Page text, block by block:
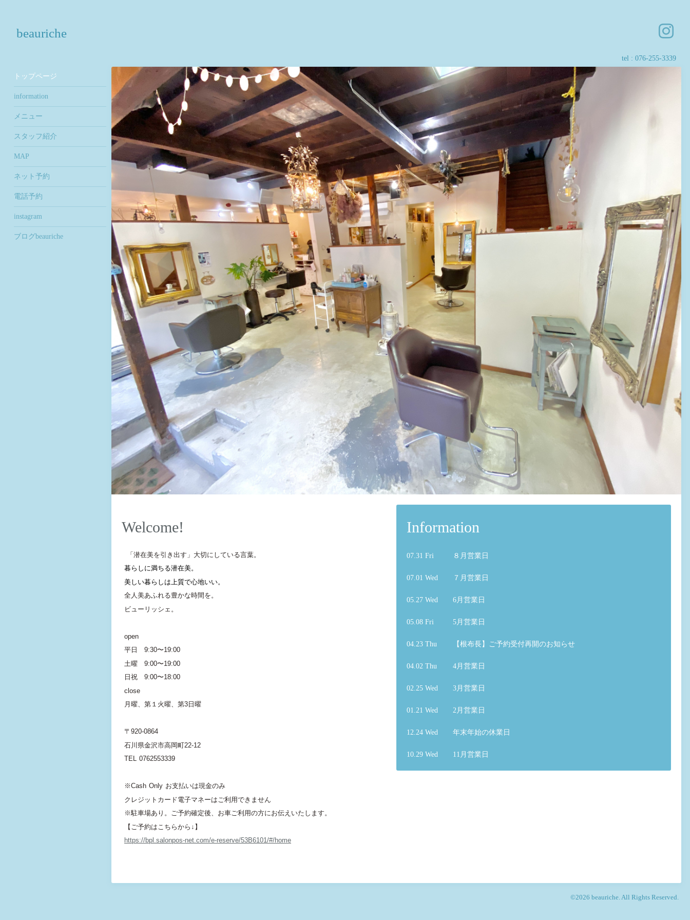
beauriche
tel : 076-255-3339
Welcome!
「潜在美を引き出す」大切にしている言葉。
暮らしに満ちる潜在美。
美しい暮らしは上質で心地いい。
全人美あふれる豊かな時間を。
ビューリッシェ。
open
平日 9:30〜19:00
土曜 9:00〜19:00
日祝 9:00〜18:00
close
月曜、第１火曜、第3日曜
〒920-0864
石川県金沢市高岡町22-12
TEL 0762553339
※Cash Only お支払いは現金のみ
クレジットカード電子マネーはご利用できません
※駐車場あり。ご予約確定後、お車ご利用の方にお伝えいたします。
【ご予約はこちらから↓】
https://bpl.salonpos-net.com/e-reserve/53B6101/#/home
Information
07.31 Fri ８月営業日
07.01 Wed ７月営業日
05.27 Wed 6月営業日
05.08 Fri 5月営業日
04.23 Thu 【根布長】ご予約受付再開のお知らせ
04.02 Thu 4月営業日
02.25 Wed 3月営業日
01.21 Wed 2月営業日
12.24 Wed 年末年始の休業日
10.29 Wed 11月営業日
©2026 beauriche. All Rights Reserved.
トップページ
information
メニュー
スタッフ紹介
MAP
ネット予約
電話予約
instagram
ブログbeauriche